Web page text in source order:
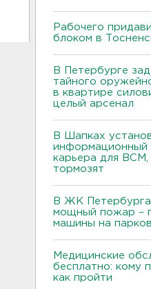
Рабочего
блоком в
В Петербурге
тайного
в квартире
целый арсенал
В Шапках
информационный
карьера для ВСМ,
тормозят
В ЖК Петербурга
мощный пожар –
машины на
Медицинские
бесплатно: кому
как пройти